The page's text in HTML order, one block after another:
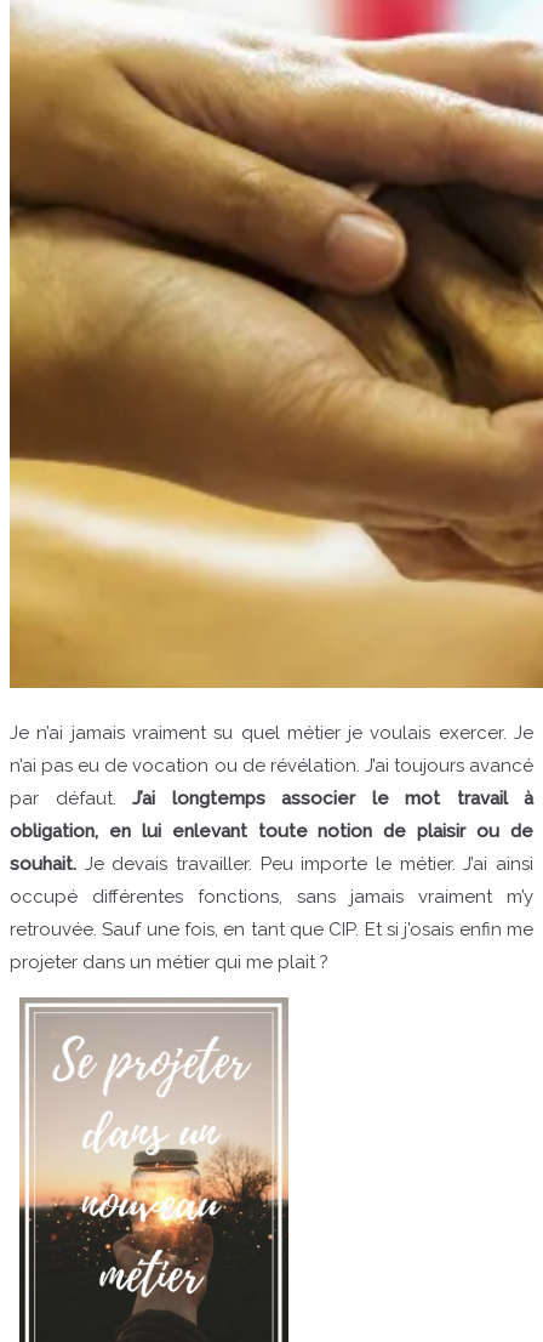
Je n’ai jamais vraiment su quel métier je voulais exercer. Je
n’ai pas eu de vocation ou de révélation. J’ai toujours avancé
par défaut. J’ai longtemps associer le mot travail à
obligation, en lui enlevant toute notion de plaisir ou de
souhait. Je devais travailler. Peu importe le métier. J’ai ainsi
occupé différentes fonctions, sans jamais vraiment m’y
retrouvée. Sauf une fois, en tant que CIP. Et si j’osais enfin me
projeter dans un métier qui me plait ?